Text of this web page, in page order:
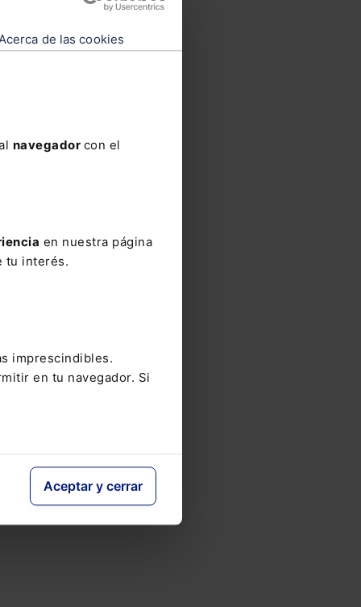
de las cookies
navegador con el
en nuestra página
tu interés.
imprescindibles.
en tu navegador. Si
Aceptar y cerrar